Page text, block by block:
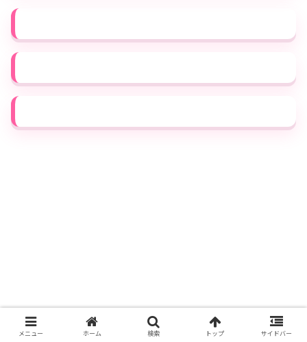
メニュー ホーム 検索 トップ サイドバー